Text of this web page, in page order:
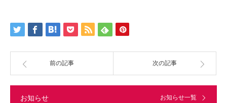
前の記事 次の記事
お知らせ お知らせ一覧